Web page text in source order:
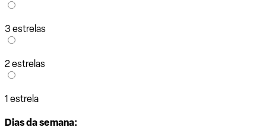
3 estrelas
2 estrelas
1 estrela
Dias da semana: